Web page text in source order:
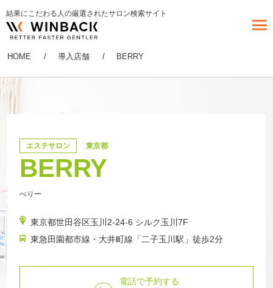
結果にこだわる人の厳選されたサロン検索サイト
HOME 導入店舗 BERRY
エステサロン 東京都
BERRY
べりー
東京都世田谷区玉川2-24-6 シルク玉川7F
東急田園都市線・大井町線「二子玉川駅」徒歩2分
電話で予約する